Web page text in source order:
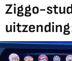
Ziggo-